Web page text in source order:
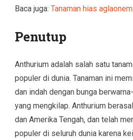
Baca juga: Tanaman hias
Penutup
Anthurium adalah salah satu
populer di dunia. Tanaman ini
dan indah dengan bunga
yang mengkilap. Anthurium
dan Amerika Tengah, dan telah
populer di seluruh dunia karena